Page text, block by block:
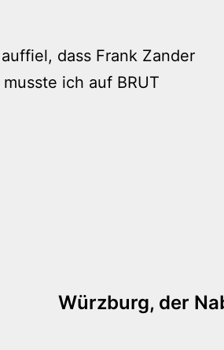
dass Frank Zander
ich auf BRUT
Würzburg, der